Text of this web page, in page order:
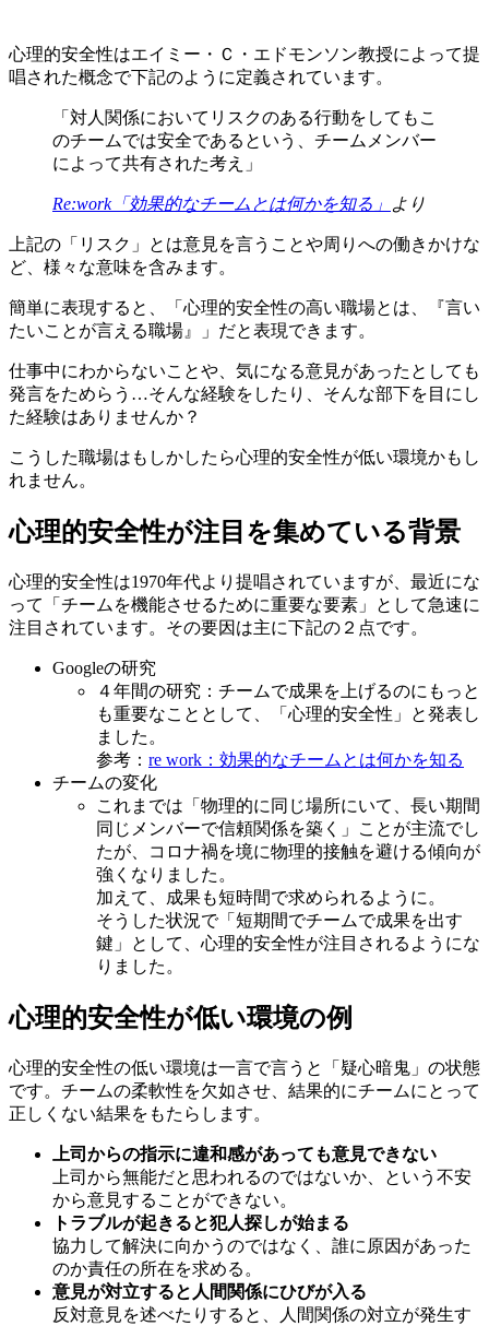
心理的安全性はエイミー・Ｃ・エドモンソン教授によって提
唱された概念で下記のように定義されています。
「対人関係においてリスクのある行動をしてもこ
のチームでは安全であるという、チームメンバー
によって共有された考え」
Re:work「効果的なチームとは何かを知る」 より
上記の「リスク」とは意見を言うことや周りへの働きかけな
ど、様々な意味を含みます。
簡単に表現すると、「心理的安全性の高い職場とは、『言い
たいことが言える職場』」だと表現できます。
仕事中にわからないことや、気になる意見があったとしても
発言をためらう…そんな経験をしたり、そんな部下を目にし
た経験はありませんか？
こうした職場はもしかしたら心理的安全性が低い環境かもし
れません。
心理的安全性が注目を集めている背景
心理的安全性は1970年代より提唱されていますが、最近にな
って「チームを機能させるために重要な要素」として急速に
注目されています。その要因は主に下記の２点です。
Googleの研究
４年間の研究：チームで成果を上げるのにもっと
も重要なこととして、「心理的安全性」と発表し
ました。
参考： re work：効果的なチームとは何かを知る
チームの変化
これまでは「物理的に同じ場所にいて、長い期間
同じメンバーで信頼関係を築く」ことが主流でし
たが、コロナ禍を境に物理的接触を避ける傾向が
強くなりました。
加えて、成果も短時間で求められるように。
そうした状況で「短期間でチームで成果を出す
鍵」として、心理的安全性が注目されるようにな
りました。
心理的安全性が低い環境の例
心理的安全性の低い環境は一言で言うと「疑心暗鬼」の状態
です。チームの柔軟性を欠如させ、結果的にチームにとって
正しくない結果をもたらします。
上司からの指示に違和感があっても意見できない
上司から無能だと思われるのではないか、という不安
から意見することができない。
トラブルが起きると犯人探しが始まる
協力して解決に向かうのではなく、誰に原因があった
のか責任の所在を求める。
意見が対立すると人間関係にひびが入る
反対意見を述べたりすると、人間関係の対立が発生す